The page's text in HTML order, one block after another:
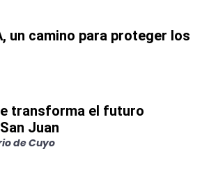
un camino para proteger los
transforma el futuro
Juan
de Cuyo